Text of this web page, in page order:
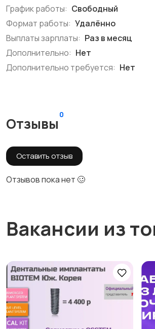
График работы: Свободный
Формат работы: Удалённо
Выплаты зарплаты: Раз в месяц
Дополнительно: Нет
Дополнительно требуется: Нет
Отзывы
0
Оставить отзыв
Отзывов пока нет 🥴
Вакансии из